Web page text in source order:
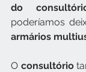
do
armários
O consultório